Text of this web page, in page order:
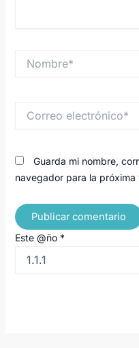
electrónico*
Guarda mi nombre,
navegador para la
Este @ño *